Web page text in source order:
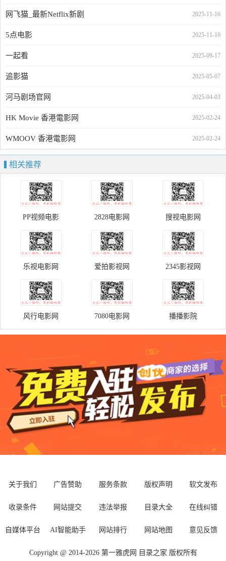
2025-11-16
网飞猫_最新Netflix新剧
2025-11-16
5点电影
2025-09-17
一起看
2025-05-07
追影猫
2025-04-03
河马剧场官网
2025-02-24
HK Movie 香港電影网
2025-02-24
WMOOV 香港電影网
相关推荐
PP视频电影 2828电影网 搜视电影网
乐视电影网 爱拍影视网 2345影视网
风行电影网 7080电影网 播播影院
关于我们 广告赞助 服务条款 版权声明 软文发布
收录条件 网站提交 违法举报 目录大全 在线纠错
自媒体平台 AI智能助手 网站排行 网站地图 意见反馈
Copyright @ 2014-2026 第一雅虎网 目录之家 版权所有